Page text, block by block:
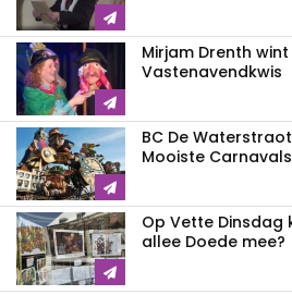
Mirjam Drenth
Vastenavendkwis
BC De
Mooiste
Op Vette Dinsdag
allee Doede mee?